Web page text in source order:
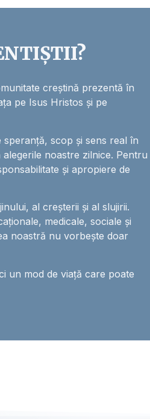
creștină prezentă în
pe Isus Hristos și pe
scop și sens real în
noastre zilnice. Pentru
și apropiere de
al creșterii și al slujirii.
medicale, sociale și
noastră nu vorbește doar
un mod de viață care poate